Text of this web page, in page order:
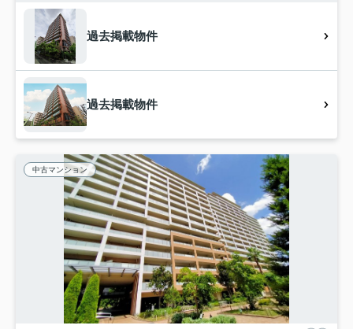
過去掲載物件
過去掲載物件
中古マンション